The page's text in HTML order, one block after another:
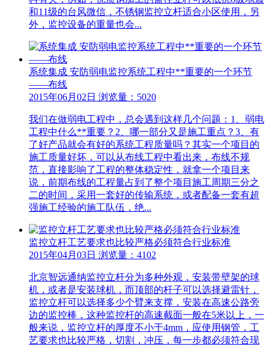
和11级的台风微信，不锈钢监控立杆适合小区使用，另
外，监控设备的重量也会...
系统集成 安防弱电监控系统工程中**重要的一个环节
——布线
2015年06月02日 浏览量：5020
我们在做弱电工程中，总会遇到这样几个问题：1、弱电
工程中什么**重要？2、哪一部分又是施工重点？3、有
了好产品就会有好的系统工程质量吗？其实一个项目的
施工质量好坏，可以从布线工程中看出来，布线不规
范，直接影响了工程的整体稳定性，就拿一个项目来
说，前期布线的工程量占到了整个项目施工周期三分之
二的时间，采用一套好的传输系统，或者配备一套有超
强施工经验的施工队伍，绝...
监控立杆工艺要求也比较严格必须符合行业标准
2015年04月03日 浏览量：4102
北京智远通纳监控立杆分为多种外观，安装带壁架的球
机，或者是安装球机，而顶部的杆子可以选择避雷针，
监控立杆可以选择多少个臂来支撑，安装在高速公路旁
边的监控棒，这种监控杆的高速截面一般在5米以上，一
般来说，监控立杆的厚度不小于4mm，应使用钢管，工
艺要求也比较严格，切割，冲压，每一步都必须符合现